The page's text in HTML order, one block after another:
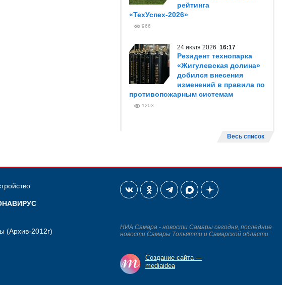
рейтинга
«ТехУспех-2026»
966
24 июля 2026 16:17
Резидент технопарка
«Жигулевская долина»
добился внесения
изменений в правила по
противопожарным системам
1203
Весь список
(Архив-2012г)
НИА Самара - новости Самары сегодня, последние
новости Самары Тольятти и Самарской области
Создание сайта —
mediaidea